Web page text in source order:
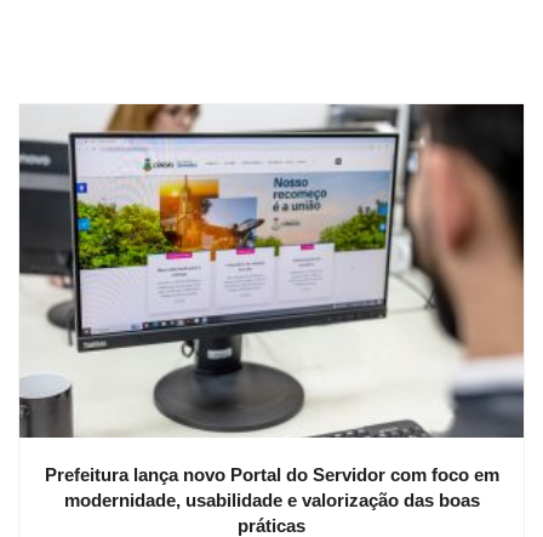
Prefeitura lança novo Portal do Servidor com foco em
modernidade, usabilidade e valorização das boas
práticas